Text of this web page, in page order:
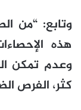
وتابع: “من
هذه
وعدم تمكن
كثر، الفرص